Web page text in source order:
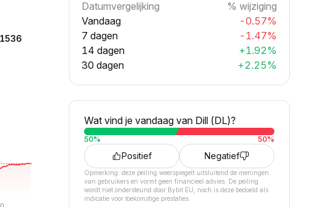
Datumvergelijking
% wijziging
Vandaag
-0.57%
7 dagen
-1.47%
14 dagen
+1.92%
30 dagen
+2.25%
Wat vind je vandaag van Dill (DL)?
50% 50%
Positief Negatief
Opmerking: deze peiling weerspiegelt uitsluitend de meningen
van gebruikers en vormt geen financieel advies. De peiling
wordt niet ondersteund door Bybit EU, noch is deze bedoeld als
indicatie voor toekomstige prestaties.